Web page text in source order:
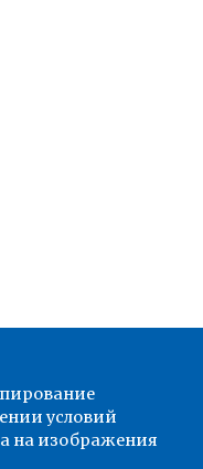
условий
на изображения